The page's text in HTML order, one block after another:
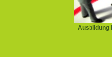
Ausbildung